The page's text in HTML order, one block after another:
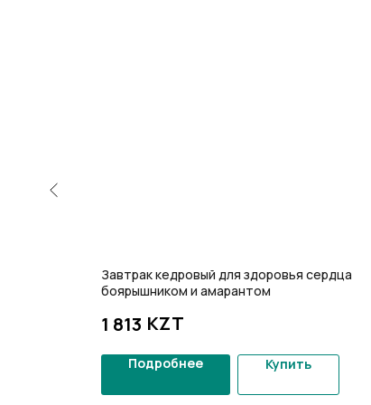
Завтрак кедровый для здоровья сердца с
боярышником и амарантом
1 813 KZT
Подробнее Купить